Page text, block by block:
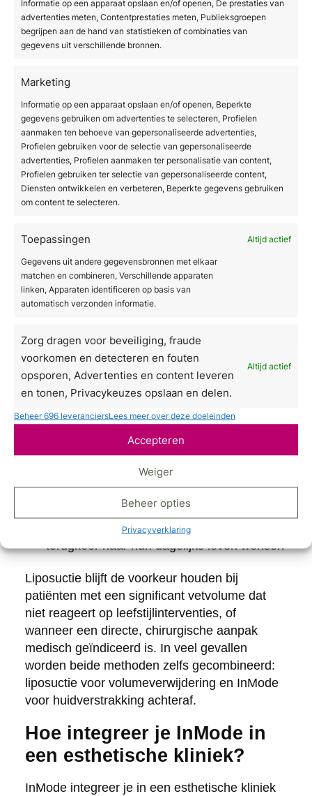
Informatie op een apparaat opslaan en/of openen, De prestaties van
advertenties meten, Contentprestaties meten, Publieksgroepen
begrijpen aan de hand van statistieken of combinaties van
gegevens uit verschillende bronnen.
Marketing
Informatie op een apparaat opslaan en/of openen, Beperkte
gegevens gebruiken om advertenties te selecteren, Profielen
aanmaken ten behoeve van gepersonaliseerde advertenties,
Profielen gebruiken voor de selectie van gepersonaliseerde
advertenties, Profielen aanmaken ter personalisatie van content,
Profielen gebruiken ter selectie van gepersonaliseerde content,
Diensten ontwikkelen en verbeteren, Beperkte gegevens gebruiken
om content te selecteren.
Toepassingen Altijd actief
Gegevens uit andere gegevensbronnen met elkaar
matchen en combineren, Verschillende apparaten
linken, Apparaten identificeren op basis van
automatisch verzonden informatie.
Zorg dragen voor beveiliging, fraude
voorkomen en detecteren en fouten
opsporen, Advertenties en content leveren
en tonen, Privacykeuzes opslaan en delen.
Altijd actief
Beheer 696 leveranciersLees meer over deze doeleinden
Accepteren
Weiger
Beheer opties
Privacyverklaring
veiligheidsprofiel maakt InMode aantrekkelijk
voor klinieken die kwalitatieve resultaten willen
bieden zonder de risico’s van een
Voor wie is InMode geschikt
en wanneer is liposuctie
beter?
InMode is het meest geschikt voor patiënten
met lichte tot matige vetophopingen die ook
ondergaan en die een korte hersteltijd nodig
hebben. Liposuctie is beter als de patiënt grote
hoeveelheden vet wil verwijderen of een
onmiddellijk en dramatisch volumeverlies
Wie zijn de ideale kandidaten voor
InMode?
Patiënten met een stabiel gewicht die
lokale vetophopingen willen behandelen
Mensen met lichte huidverslapping die
Patiënten die eerder liposuctie hebben
gehad en de huidkwaliteit willen verbeteren
Mensen die actief zijn en een snelle
terugkeer naar hun dagelijks leven wensen
Liposuctie blijft de voorkeur houden bij
patiënten met een significant vetvolume dat
niet reageert op leefstijlinterventies, of
wanneer een directe, chirurgische aanpak
medisch geïndiceerd is. In veel gevallen
worden beide methoden zelfs gecombineerd:
liposuctie voor volumeverwijdering en InMode
voor huidverstrakking achteraf.
Hoe integreer je InMode in
een esthetische kliniek?
InMode integreer je in een esthetische kliniek